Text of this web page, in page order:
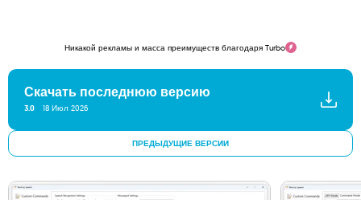
Никакой рекламы и масса преимуществ благодаря Turbo
Скачать последнюю версию
3.0 18 Июл 2026
ПРЕДЫДУЩИЕ ВЕРСИИ